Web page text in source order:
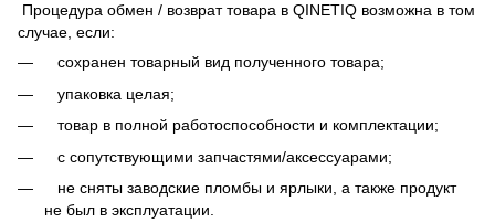
Процедура обмен / возврат товара в QINETIQ возможна в том
случае, если:
сохранен товарный вид полученного товара;
упаковка целая;
товар в полной работоспособности и комплектации;
с сопутствующими запчастями/аксессуарами;
не сняты заводские пломбы и ярлыки, а также продукт
не был в эксплуатации.